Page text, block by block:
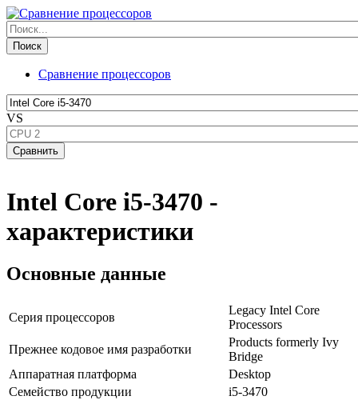
Сравнение процессоров
VS
Intel Core i5-3470 -
характеристики
Основные данные
Серия процессоров
Legacy Intel Core
Processors
Прежнее кодовое имя разработки
Products formerly Ivy
Bridge
Аппаратная платформа
Desktop
Семейство продукции
i5-3470